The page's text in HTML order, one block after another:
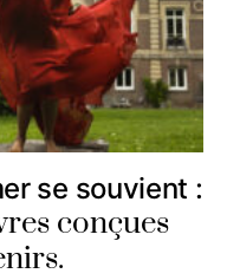
se souvient :
conçues